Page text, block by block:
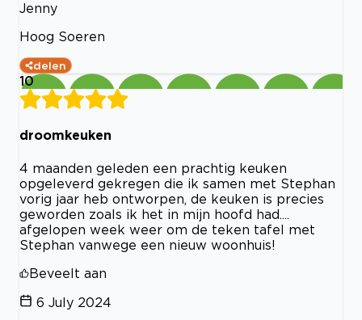
Jenny
Hoog Soeren
delen
10
droomkeuken
4 maanden geleden een prachtig keuken
opgeleverd gekregen die ik samen met Stephan
vorig jaar heb ontworpen, de keuken is precies
geworden zoals ik het in mijn hoofd had....
afgelopen week weer om de teken tafel met
Stephan vanwege een nieuw woonhuis!
Beveelt aan
6 July 2024